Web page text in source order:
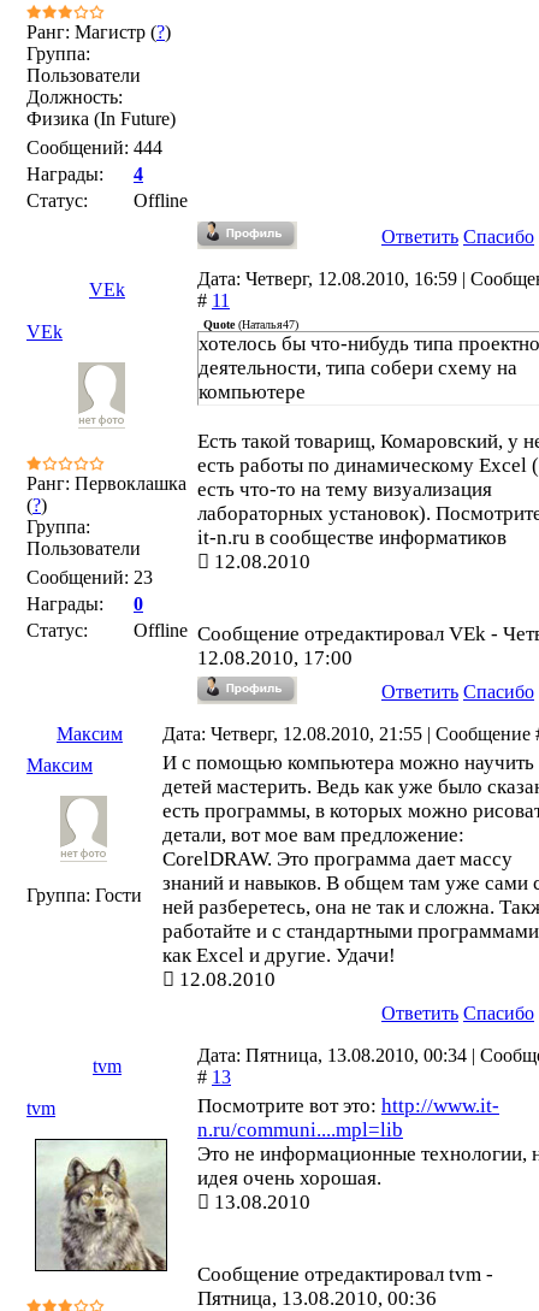
Ранг: Магистр (?)
Группа:
Пользователи
Должность:
Физика (In Future)
Сообщений: 444
Награды:
4
Статус:
Offline
Ответить Спасибо
VEk
Дата: Четверг, 12.08.2010, 16:59 |
# 11
VEk
Ранг: Первоклашка
(?)
Группа:
Пользователи
Сообщений: 23
Награды:
0
Статус:
Offline
Quote(Наталья47)
хотелось бы что-нибудь типа
деятельности, типа собери схему на
компьютере
Есть такой товарищ, Комаровский, у
есть работы по динамическому Excel
есть что-то на тему визуализация
лабораторных установок).
it-n.ru в сообществе информатиков
12.08.2010
Сообщение отредактировал VEk -
12.08.2010, 17:00
Ответить Спасибо
Максим
Дата: Четверг, 12.08.2010, 21:55 | Сообщение
Максим
Группа: Гости
И с помощью компьютера можно научить
детей мастерить. Ведь как уже было
есть программы, в которых можно
детали, вот мое вам предложение:
CorelDRAW. Это программа дает массу
знаний и навыков. В общем там уже сами
ней разберетесь, она не так и сложна.
работайте и с стандартными
как Excel и другие. Удачи!
12.08.2010
Ответить Спасибо
tvm
Дата: Пятница, 13.08.2010, 00:34 |
# 13
tvm
Посмотрите вот это: http://www.it-
n.ru/communi....mpl=lib
Это не информационные технологии,
идея очень хорошая.
13.08.2010
Сообщение отредактировал tvm -
Пятница, 13.08.2010, 00:36